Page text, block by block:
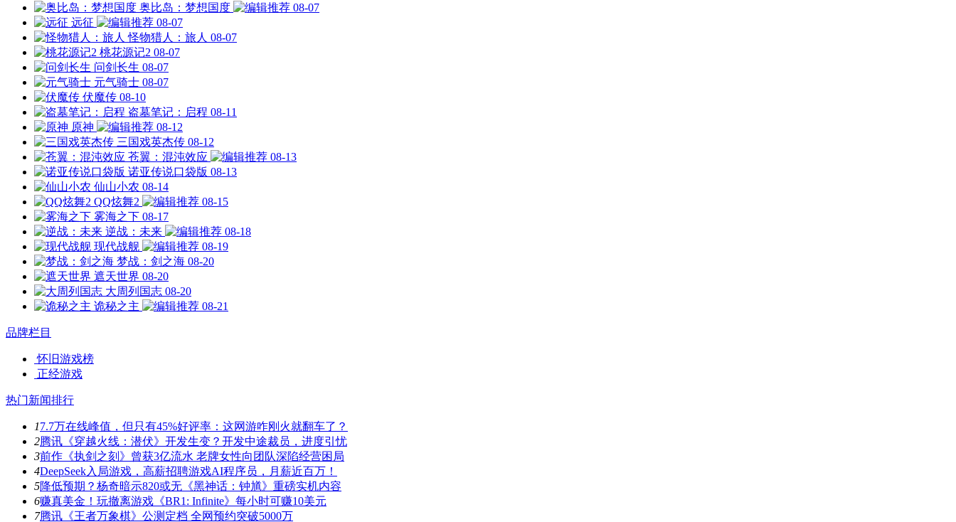
奥比岛：梦想国度
08-07
远征
08-07
怪物猎人：旅人 08-07
桃花源记2 08-07
问剑长生 08-07
元气骑士 08-07
伏魔传 08-10
盗墓笔记：启程 08-11
原神
08-12
三国戏英杰传 08-12
苍翼：混沌效应
08-13
诺亚传说口袋版 08-13
仙山小农 08-14
QQ炫舞2
08-15
雾海之下 08-17
逆战：未来
08-18
现代战舰
08-19
梦战：剑之海 08-20
遮天世界 08-20
大周列国志 08-20
诡秘之主
08-21
品牌栏目
怀旧游戏榜
正经游戏
热门新闻排行
17.7万在线峰值，但只有45%好评率：这网游咋刚火就翻车了？
2腾讯《穿越火线：潜伏》开发生变？开发中途裁员，进度引忧
3前作《执剑之刻》曾获3亿流水 老牌女性向团队深陷经营困局
4DeepSeek入局游戏，高薪招聘游戏AI程序员，月薪近百万！
5降低预期？杨奇暗示820或无《黑神话：钟馗》重磅实机内容
6赚真美金！玩撤离游戏《BR1: Infinite》每小时可赚10美元
7腾讯《王者万象棋》公测定档 全网预约突破5000万